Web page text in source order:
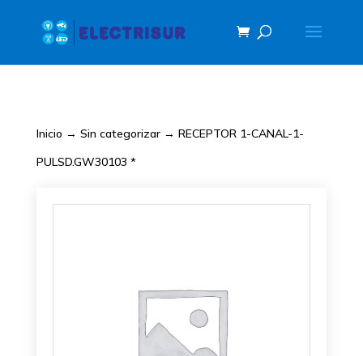
Inicio → Sin categorizar→ RECEPTOR 1-CANAL-1-
PULSD.GW30103 *